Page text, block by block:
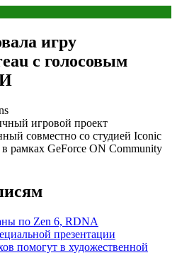
игру
с голосовым
игровой проект
совместно со студией Iconic
рамках GeForce ON Community
по Zen 6, RDNA
презентации
помогут в художественной